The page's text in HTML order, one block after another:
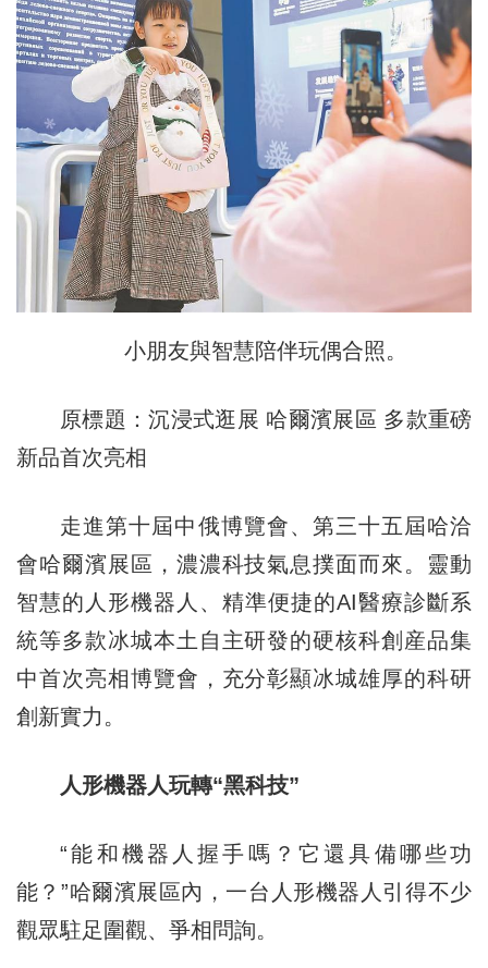
小朋友與智慧陪伴玩偶合照。
原標題：沉浸式逛展 哈爾濱展區 多款重磅
新品首次亮相
走進第十屆中俄博覽會、第三十五屆哈洽
會哈爾濱展區，濃濃科技氣息撲面而來。靈動
智慧的人形機器人、精準便捷的AI醫療診斷系
統等多款冰城本土自主研發的硬核科創産品集
中首次亮相博覽會，充分彰顯冰城雄厚的科研
創新實力。
人形機器人玩轉“黑科技”
“能和機器人握手嗎？它還具備哪些功
能？”哈爾濱展區內，一台人形機器人引得不少
觀眾駐足圍觀、爭相問詢。